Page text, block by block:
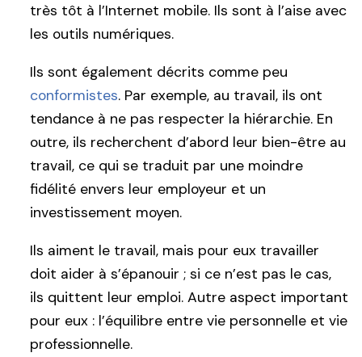
très tôt à l’Internet mobile. Ils sont à l’aise avec
les outils numériques.
Ils sont également décrits comme peu
conformistes. Par exemple, au travail, ils ont
tendance à ne pas respecter la hiérarchie. En
outre, ils recherchent d’abord leur bien-être au
travail, ce qui se traduit par une moindre
fidélité envers leur employeur et un
investissement moyen.
Ils aiment le travail, mais pour eux travailler
doit aider à s’épanouir ; si ce n’est pas le cas,
ils quittent leur emploi. Autre aspect important
pour eux : l’équilibre entre vie personnelle et vie
professionnelle.